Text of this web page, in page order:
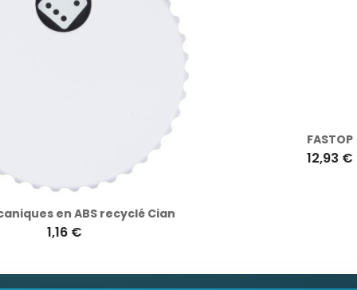
en ABS recyclé Cian
1,16 €